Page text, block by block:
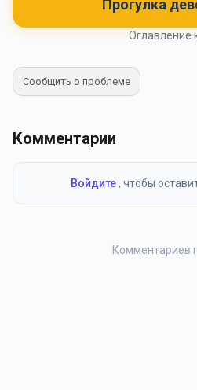
Прогулка
Оглавление
Сообщить о проблеме
Комментарии
Войдите, чтобы
Комментариев